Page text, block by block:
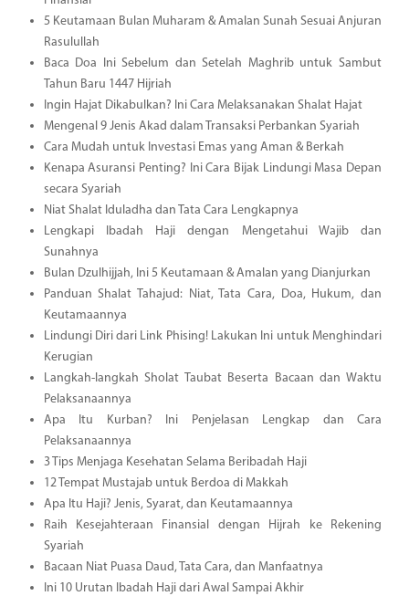
5 Keutamaan Bulan Muharam & Amalan Sunah Sesuai Anjuran
Rasulullah
Baca Doa Ini Sebelum dan Setelah Maghrib untuk Sambut
Tahun Baru 1447 Hijriah
Ingin Hajat Dikabulkan? Ini Cara Melaksanakan Shalat Hajat
Mengenal 9 Jenis Akad dalam Transaksi Perbankan Syariah
Cara Mudah untuk Investasi Emas yang Aman & Berkah
Kenapa Asuransi Penting? Ini Cara Bijak Lindungi Masa Depan
secara Syariah
Niat Shalat Iduladha dan Tata Cara Lengkapnya
Lengkapi Ibadah Haji dengan Mengetahui Wajib dan
Sunahnya
Bulan Dzulhijjah, Ini 5 Keutamaan & Amalan yang Dianjurkan
Panduan Shalat Tahajud: Niat, Tata Cara, Doa, Hukum, dan
Keutamaannya
Lindungi Diri dari Link Phising! Lakukan Ini untuk Menghindari
Kerugian
Langkah-langkah Sholat Taubat Beserta Bacaan dan Waktu
Pelaksanaannya
Apa Itu Kurban? Ini Penjelasan Lengkap dan Cara
Pelaksanaannya
3 Tips Menjaga Kesehatan Selama Beribadah Haji
12 Tempat Mustajab untuk Berdoa di Makkah
Apa Itu Haji? Jenis, Syarat, dan Keutamaannya
Raih Kesejahteraan Finansial dengan Hijrah ke Rekening
Syariah
Bacaan Niat Puasa Daud, Tata Cara, dan Manfaatnya
Ini 10 Urutan Ibadah Haji dari Awal Sampai Akhir